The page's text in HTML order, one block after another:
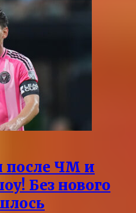
после ЧМ и
Без нового